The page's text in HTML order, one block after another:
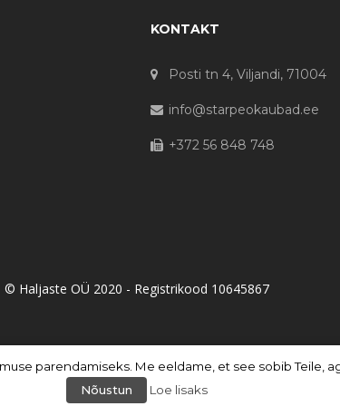
KONTAKT
Posti tn 4, Viljandi, 71004
info@starpeokaubad.ee
+372 56 848 748
© Haljaste OÜ 2020 - Registrikood 10645867
PHP Code SnippetsPowered By :
parendamiseks. Me eeldame, et see sobib Teile,
Nõustun
Loe lisaks